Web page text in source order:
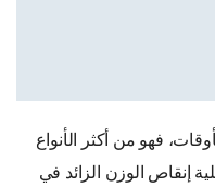
فهو من أكثر الأنواع
إنقاص الوزن الزائد في